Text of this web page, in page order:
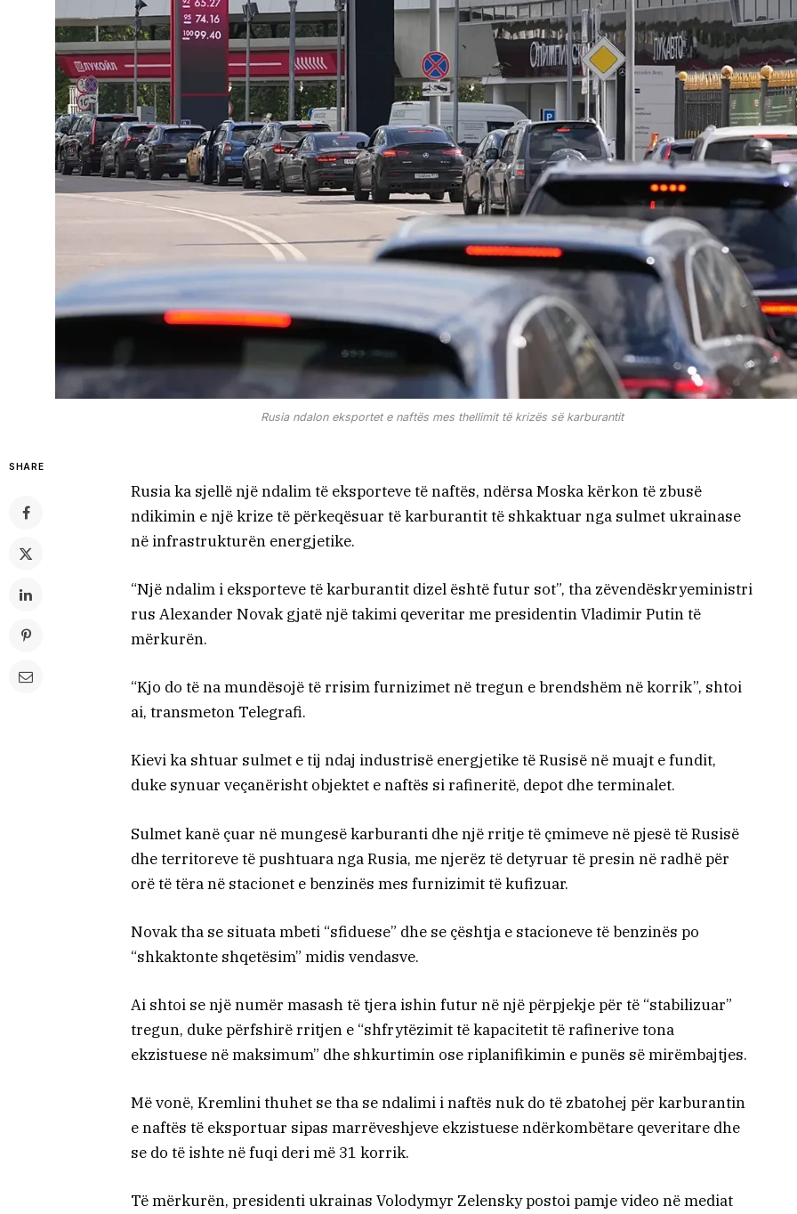
Rusia ndalon eksportet e naftës mes thellimit të krizës së karburantit
SHARE
Rusia ka sjellë një ndalim të eksporteve të naftës, ndërsa Moska kërkon të zbusë
ndikimin e një krize të përkeqësuar të karburantit të shkaktuar nga sulmet ukrainase
në infrastrukturën energjetike.
“Një ndalim i eksporteve të karburantit dizel është futur sot”, tha zëvendëskryeministri
rus Alexander Novak gjatë një takimi qeveritar me presidentin Vladimir Putin të
mërkurën.
“Kjo do të na mundësojë të rrisim furnizimet në tregun e brendshëm në korrik”, shtoi
ai, transmeton Telegrafi.
Kievi ka shtuar sulmet e tij ndaj industrisë energjetike të Rusisë në muajt e fundit,
duke synuar veçanërisht objektet e naftës si rafineritë, depot dhe terminalet.
Sulmet kanë çuar në mungesë karburanti dhe një rritje të çmimeve në pjesë të Rusisë
dhe territoreve të pushtuara nga Rusia, me njerëz të detyruar të presin në radhë për
orë të tëra në stacionet e benzinës mes furnizimit të kufizuar.
Novak tha se situata mbeti “sfiduese” dhe se çështja e stacioneve të benzinës po
“shkaktonte shqetësim” midis vendasve.
Ai shtoi se një numër masash të tjera ishin futur në një përpjekje për të “stabilizuar”
tregun, duke përfshirë rritjen e “shfrytëzimit të kapacitetit të rafinerive tona
ekzistuese në maksimum” dhe shkurtimin ose riplanifikimin e punës së mirëmbajtjes.
Më vonë, Kremlini thuhet se tha se ndalimi i naftës nuk do të zbatohej për karburantin
e naftës të eksportuar sipas marrëveshjeve ekzistuese ndërkombëtare qeveritare dhe
se do të ishte në fuqi deri më 31 korrik.
Të mërkurën, presidenti ukrainas Volodymyr Zelensky postoi pamje video në mediat